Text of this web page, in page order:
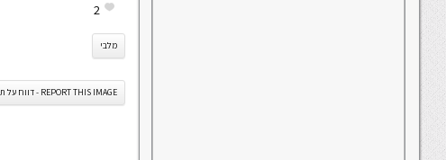
2
מלבי
REPORT THIS IMAGE - דווח על תמונה זו